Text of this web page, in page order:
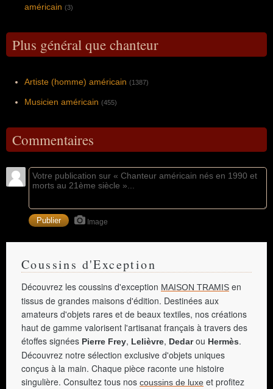
américain (3)
Plus général que chanteur
Artiste (homme) américain (1387)
Musicien américain (455)
Commentaires
Image
Coussins d'Exception
Découvrez les coussins d'exception MAISON TRAMIS en
tissus de grandes maisons d'édition. Destinées aux
amateurs d'objets rares et de beaux textiles, nos créations
haut de gamme valorisent l'artisanat français à travers des
étoffes signées Pierre Frey, Lelièvre, Dedarou Hermès.
Découvrez notre sélection exclusive d'objets uniques
conçus à la main. Chaque pièce raconte une histoire
singulière. Consultez tous nos coussins de luxe et profitez